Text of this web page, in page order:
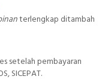
terlengkap ditambah
setelah pembayaran
SICEPAT.